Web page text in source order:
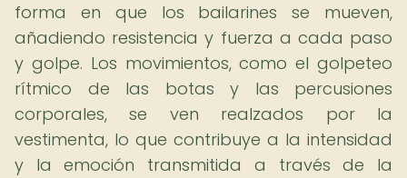
forma en que los bailarines se mueven,
añadiendo resistencia y fuerza a cada paso
y golpe. Los movimientos, como el golpeteo
rítmico de las botas y las percusiones
corporales, se ven realzados por la
vestimenta, lo que contribuye a la intensidad
y la emoción transmitida a través de la